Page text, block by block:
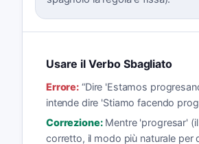
Usare il Verbo Sbagliato
Errore: “Dire 'Estamos
intende dire 'Stiamo facendo
Correzione: Mentre 'progresar'
corretto, il modo più naturale per